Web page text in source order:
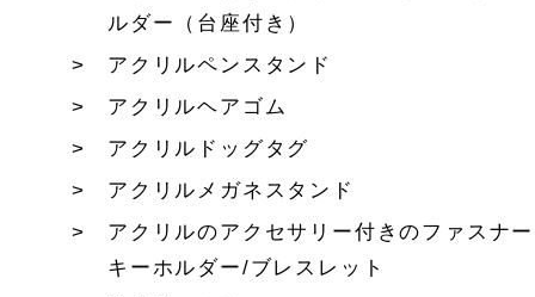
ルダー（台座付き）
アクリルペンスタンド
アクリルヘアゴム
アクリルドッグタグ
アクリルメガネスタンド
アクリルのアクセサリー付きのファスナー
キーホルダー/ブレスレット